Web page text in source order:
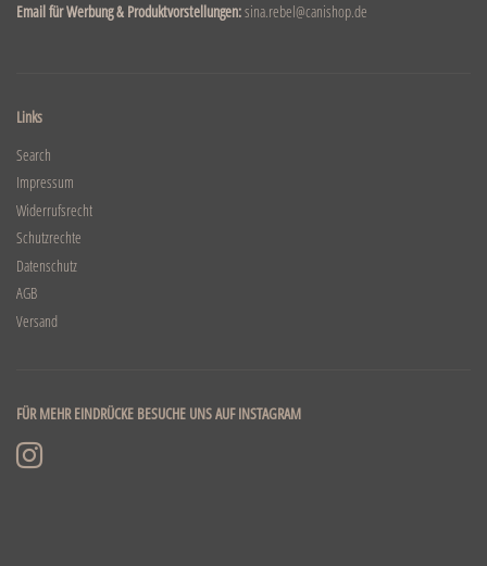
Email für Werbung & Produktvorstellungen:sina.rebel@canishop.de
Links
Search
Impressum
Widerrufsrecht
Schutzrechte
Datenschutz
AGB
Versand
FÜR MEHR EINDRÜCKE BESUCHE UNS AUF INSTAGRAM